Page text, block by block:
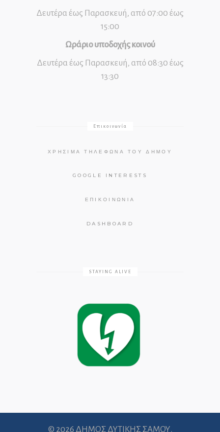
Δευτέρα έως Παρασκευή, από 07:00 έως
15:00
Ωράριο υποδοχής κοινού
Δευτέρα έως Παρασκευή, από 08:30 έως
13:30
Επικοινωνία
ΧΡΉΣΙΜΑ ΤΗΛΈΦΩΝΑ ΤΟΥ ΔΉΜΟΥ
GOOGLE INTERESTS
ΕΠΙΚΟΙΝΩΝΊΑ
DASHBOARD
STAYING ALIVE
© 2026 ΔΗΜΟΣ ΔΥΤΙΚΗΣ ΣΑΜΟΥ.